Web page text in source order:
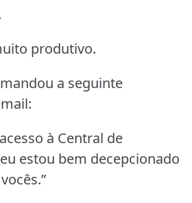
produtivo.
a seguinte
à Central de
estou bem decepcionado